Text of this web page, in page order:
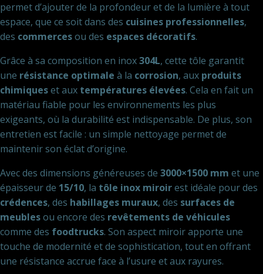
permet d’ajouter de la profondeur et de la lumière à tout
espace, que ce soit dans des cuisines professionnelles,
des commercesou des espaces décoratifs.
Grâce à sa composition en inox304L, cette tôle garantit
une résistance optimale à la corrosion, aux produits
chimiqueset aux températures élevées. Cela en fait un
matériau fiable pour les environnements les plus
exigeants, où la durabilité est indispensable. De plus, son
entretien est facile : un simple nettoyage permet de
maintenir son éclat d’origine.
Avec des dimensions généreuses de 3000×1500 mm et une
épaisseur de 15/10, la tôle inox miroirest idéale pour des
crédences, des habillages muraux, des surfaces de
meublesou encore des revêtements de véhicules
comme des foodtrucks. Son aspect miroir apporte une
touche de modernité et de sophistication, tout en offrant
une résistance accrue face à l’usure et aux rayures.